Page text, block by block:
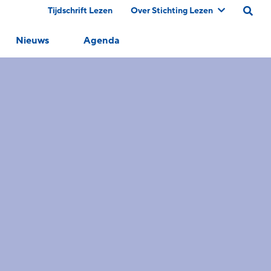
Tijdschrift Lezen Over Stichting Lezen
Nieuws Agenda